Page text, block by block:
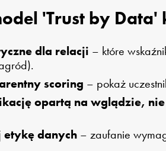
'Trust by
dla relacji – które
scoring – pokaż
opartą na wglądzie,
etykę danych – zaufanie